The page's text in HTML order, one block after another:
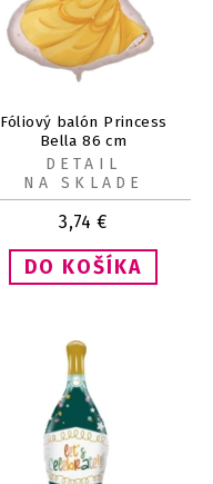
Fóliový balón Princess
Bella 86 cm
3,74 €
DETAIL
NA SKLADE